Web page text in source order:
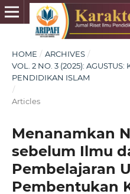
HOME / ARCHIVES /
VOL. 2 NO. 3 (2025): AGUSTUS:
PENDIDIKAN ISLAM
/
Articles
Menanamkan
sebelum Ilmu
Pembelajaran
Pembentukan